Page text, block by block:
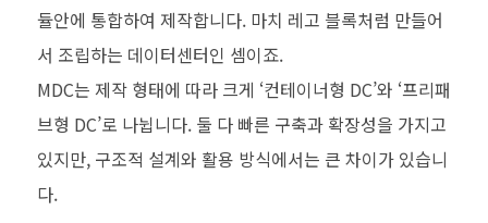
듈안에 통합하여 제작합니다. 마치 레고 블록처럼 만들어
서 조립하는 데이터센터인 셈이죠.
MDC는 제작 형태에 따라 크게 ‘컨테이너형 DC’와 ‘프리패
브형 DC’로 나뉩니다. 둘 다 빠른 구축과 확장성을 가지고
있지만, 구조적 설계와 활용 방식에서는 큰 차이가 있습니
다.